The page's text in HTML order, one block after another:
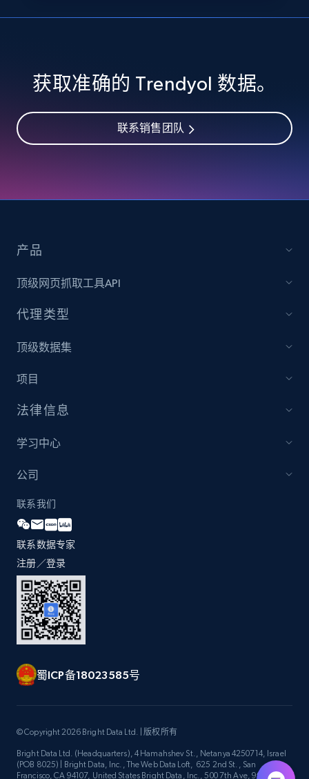
and more.
Business
URL, User posted, Description, Hashtags, Num
more.
Social media
Name, Price, Image, Description, Category,
Travel
3.6K+
X (formerly Twitter) - Profiles
X id, URL, ID, Profile name, Biography, Is verified,
Profile image link, External link, and more.
Social media
3.5K+ 225+
获取准确的 Trendyol 数据。
联系销售团队
产品
顶级网页抓取工具API
代理类型
顶级数据集
项目
法律信息
学习中心
公司
联系我们
联系数据专家
注册／登录
蜀ICP备18023585号
© Copyright 2026 Bright Data Ltd. | 版权所有
Bright Data Ltd. (Headquarters), 4 Hamahshev St., Netanya 4250714, Israel
(POB 8025) | Bright Data, Inc., The Web Data Loft, 625 2nd St., San
Francisco, CA 94107, United States Bright Data, Inc., 500 7th Ave, 9th Floor